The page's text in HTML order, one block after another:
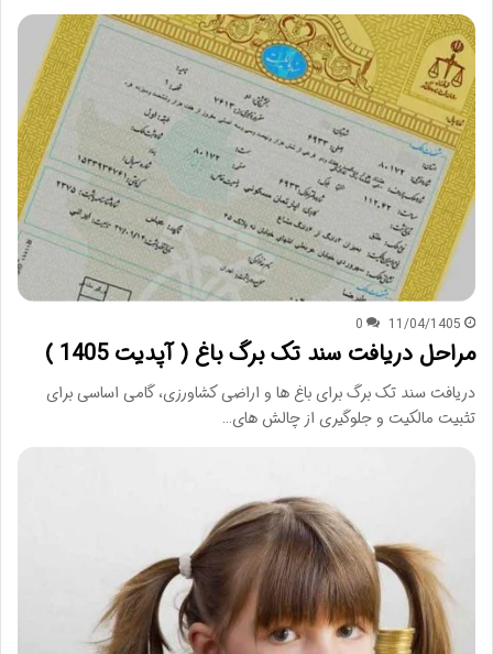
11/04/1405
0
مراحل دریافت سند تک برگ باغ ( آپدیت 1405 )
دریافت سند تک برگ برای باغ ها و اراضی کشاورزی، گامی اساسی برای
تثبیت مالکیت و جلوگیری از چالش های…